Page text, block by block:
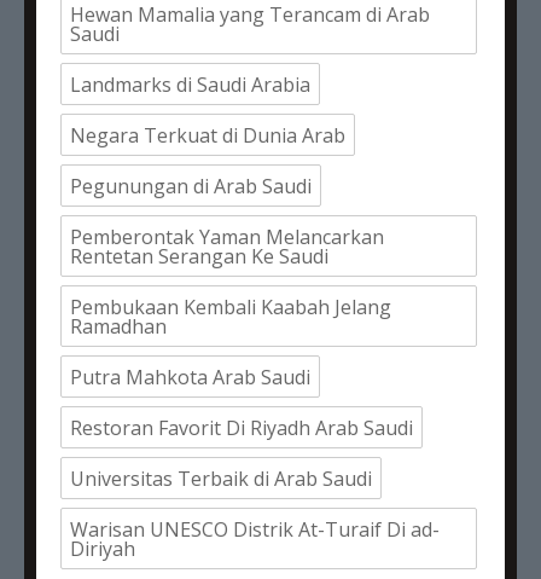
Hewan Mamalia yang Terancam di Arab
Saudi
Landmarks di Saudi Arabia
Negara Terkuat di Dunia Arab
Pegunungan di Arab Saudi
Pemberontak Yaman Melancarkan
Rentetan Serangan Ke Saudi
Pembukaan Kembali Kaabah Jelang
Ramadhan
Putra Mahkota Arab Saudi
Restoran Favorit Di Riyadh Arab Saudi
Universitas Terbaik di Arab Saudi
Warisan UNESCO Distrik At-Turaif Di ad-
Diriyah